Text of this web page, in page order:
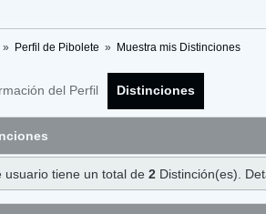
» Perfil de Pibolete » Muestra mis Distinciones
del Perfil Distinciones
usuario tiene un total de 2Distinción(es).